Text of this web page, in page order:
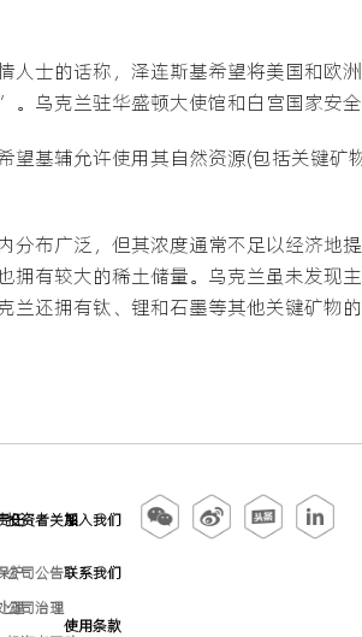
人士的话称，泽连斯基希望将美国和欧
乌克兰驻华盛顿大使馆和白宫国家安
望基辅允许使用其自然资源(包括关键
分布广泛，但其浓度通常不足以经济地
拥有较大的稀土储量。乌克兰虽未发现
兰还拥有钛、锂和石墨等其他关键矿物
任
护
理
投资者关系
公司公告
公司治理
加入我们
联系我们
使用条款